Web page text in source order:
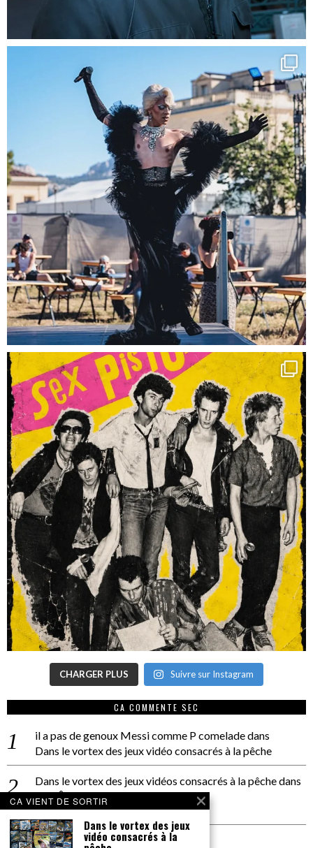
CHARGER PLUS Suivre sur Instagram
CA COMMENTE SEC
il a pas de genoux Messi comme P comeladedans
Dans le vortex des jeux vidéo consacrés à la pêche
Dans le vortex des jeux vidéos consacrés à la pêchedans
PACÔME THIELLEMENT
La séance d’Hip Gnose
La Patrie dans
CA VIENT DE SORTIR
Dans le vortex des jeux
vidéo consacrés à la